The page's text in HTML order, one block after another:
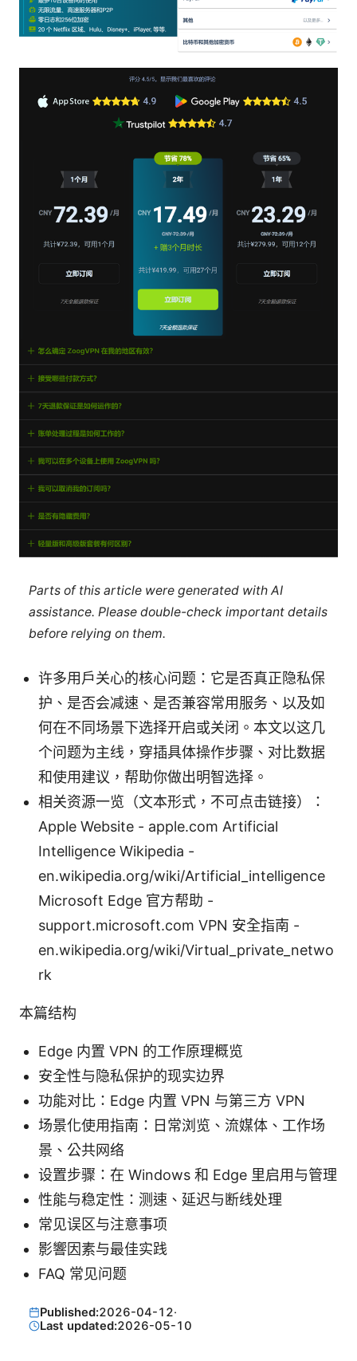
Parts of this article were generated with AI
assistance. Please double-check important details
before relying on them.
许多用户关心的核心问题：它是否真正隐私保
护、是否会减速、是否兼容常用服务、以及如
何在不同场景下选择开启或关闭。本文以这几
个问题为主线，穿插具体操作步骤、对比数据
和使用建议，帮助你做出明智选择。
相关资源一览（文本形式，不可点击链接）：
Apple Website - apple.com Artificial
Intelligence Wikipedia -
en.wikipedia.org/wiki/Artificial_intelligence
Microsoft Edge 官方帮助 -
support.microsoft.com VPN 安全指南 -
en.wikipedia.org/wiki/Virtual_private_netwo
rk
本篇结构
Edge 内置 VPN 的工作原理概览
安全性与隐私保护的现实边界
功能对比：Edge 内置 VPN 与第三方 VPN
场景化使用指南：日常浏览、流媒体、工作场
景、公共网络
设置步骤：在 Windows 和 Edge 里启用与管理
性能与稳定性：测速、延迟与断线处理
常见误区与注意事项
影響因素与最佳实践
FAQ 常见问题
Published:2026-04-12·
Last updated:2026-05-10